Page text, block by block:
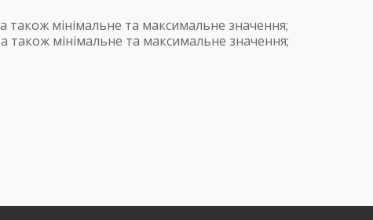
також мінімальне та максимальне значення;
також мінімальне та максимальне значення;